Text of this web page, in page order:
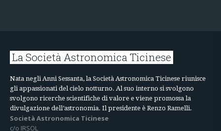
La Società Astronomica Ticinese
Nata negli Anni Sessanta, la Società Astronomica Ticinese riunisce
gli appassionati del cielo notturno. Al suo interno si svolgono
svolgono ricerche scientifiche di valore e viene promossa la
divulgazione dell’astronomia. Il presidente è Renzo Ramelli.
Società Astronomica Ticinese
c/o IRSOL